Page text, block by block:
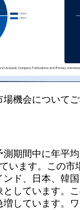
場機会についてご
期間中に年平均
います。この市
ド、日本、韓
しています。
しています。